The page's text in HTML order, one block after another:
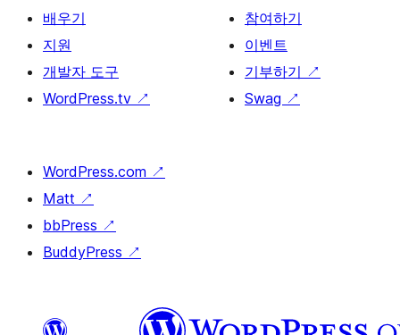
배우기
지원
개발자 도구
WordPress.tv ↗
참여하기
이벤트
기부하기 ↗
Swag ↗
WordPress.com ↗
Matt ↗
bbPress ↗
BuddyPress ↗